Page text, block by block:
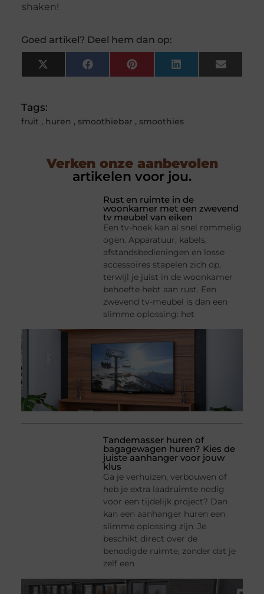
shaken!
Goed artikel? Deel hem dan op:
X
(Twitter)
FacebookPinterestLinkedInEmail
Tags:
fruit , huren , smoothiebar , smoothies
Verken onze aanbevolen
artikelen voor jou.
Rust en ruimte in de
woonkamer met een zwevend
tv meubel van eiken
Een tv-hoek kan al snel rommelig
ogen. Apparatuur, kabels,
afstandsbedieningen en losse
accessoires stapelen zich op,
terwijl je juist in de woonkamer
behoefte hebt aan rust. Een
zwevend tv-meubel is dan een
slimme oplossing: het
Tandemasser huren of
bagagewagen huren? Kies de
juiste aanhanger voor jouw
klus
Ga je verhuizen, verbouwen of
heb je extra laadruimte nodig
voor een tijdelijk project? Dan
kan een aanhanger huren een
slimme oplossing zijn. Je
beschikt direct over de
benodigde ruimte, zonder dat je
zelf een